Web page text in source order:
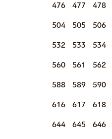
476 477 478
504 505 506
532 533 534
560 561 562
588 589 590
616 617 618
644 645 646